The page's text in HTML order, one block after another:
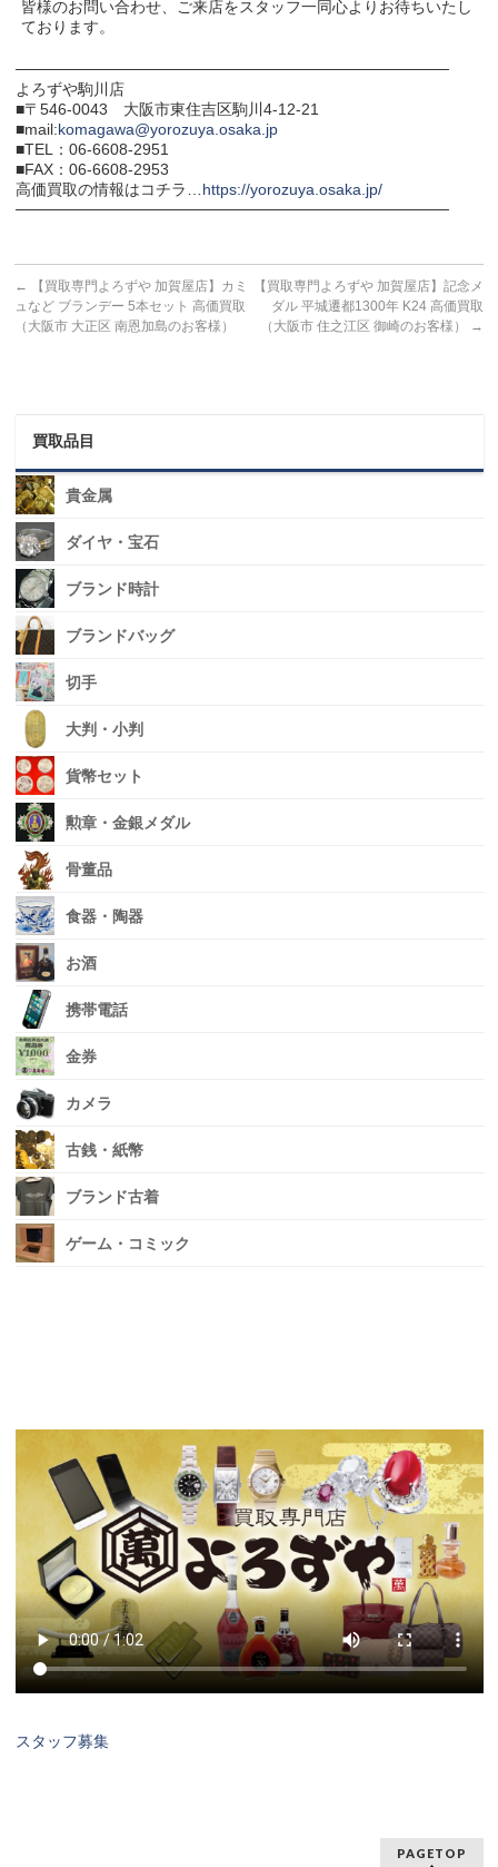
皆様のお問い合わせ、ご来店をスタッフ一同心よりお待ちいたし
ております。
───────────────────────────────────────
よろずや駒川店
■〒546-0043 大阪市東住吉区駒川4-12-21
■mail:komagawa@yorozuya.osaka.jp
■TEL：06-6608-2951
■FAX：06-6608-2953
高価買取の情報はコチラ…https://yorozuya.osaka.jp/
───────────────────────────────────────
←
【買取専門よろずや 加賀屋店】カミ
ュなど ブランデー 5本セット 高価買取
（大阪市 大正区 南恩加島のお客様）
【買取専門よろずや 加賀屋店】記念メ
ダル 平城遷都1300年 K24 高価買取
（大阪市 住之江区 御崎のお客様）
→
買取品目
貴金属
ダイヤ・宝石
ブランド時計
ブランドバッグ
切手
大判・小判
貨幣セット
勲章・金銀メダル
骨董品
食器・陶器
お酒
携帯電話
金券
カメラ
古銭・紙幣
ブランド古着
ゲーム・コミック
スタッフ募集
PAGETOP